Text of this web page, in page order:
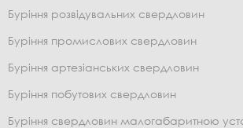
Буріння розвідувальних свердловин
Буріння промислових свердловин
Буріння артезіанських свердловин
Буріння побутових свердловин
Буріння свердловин малогабаритною